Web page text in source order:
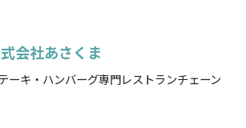
会社あさくま
ーキ・ハンバーグ専門レストランチェーン